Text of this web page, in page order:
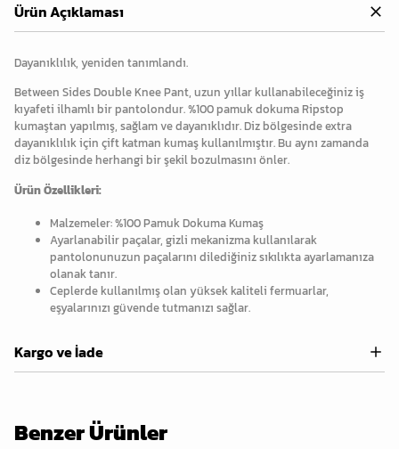
Ürün Açıklaması
Dayanıklılık, yeniden tanımlandı.
Between Sides Double Knee Pant, uzun yıllar kullanabileceğiniz iş
kıyafeti ilhamlı bir pantolondur. %100 pamuk dokuma Ripstop
kumaştan yapılmış, sağlam ve dayanıklıdır. Diz bölgesinde extra
dayanıklılık için çift katman kumaş kullanılmıştır. Bu aynı zamanda
diz bölgesinde herhangi bir şekil bozulmasını önler.
Ürün Özellikleri:
Malzemeler: %100 Pamuk Dokuma Kumaş
Ayarlanabilir paçalar, gizli mekanizma kullanılarak
pantolonunuzun paçalarını dilediğiniz sıkılıkta ayarlamanıza
olanak tanır.
Ceplerde kullanılmış olan yüksek kaliteli fermuarlar,
eşyalarınızı güvende tutmanızı sağlar.
Kargo ve İade
Benzer Ürünler